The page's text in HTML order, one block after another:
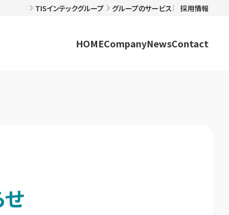
TISインテックグループ グループのサービス 採用情報
HOMECompanyNewsContact